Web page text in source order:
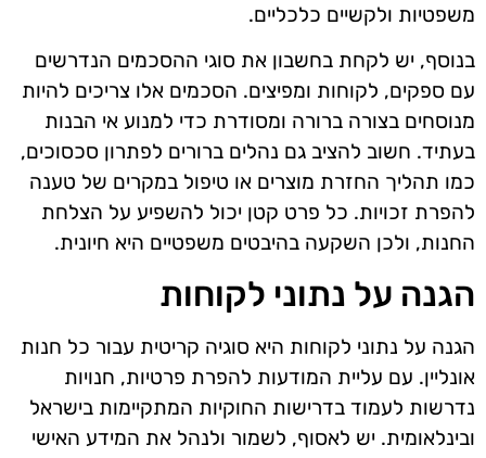
משפטיות ולקשיים כלכליים.
בנוסף, יש לקחת בחשבון את סוגי ההסכמים הנדרשים
עם ספקים, לקוחות ומפיצים. הסכמים אלו צריכים להיות
מנוסחים בצורה ברורה ומסודרת כדי למנוע אי הבנות
בעתיד. חשוב להציב גם נהלים ברורים לפתרון סכסוכים,
כמו תהליך החזרת מוצרים או טיפול במקרים של טענה
להפרת זכויות. כל פרט קטן יכול להשפיע על הצלחת
החנות, ולכן השקעה בהיבטים משפטיים היא חיונית.
הגנה על נתוני לקוחות
הגנה על נתוני לקוחות היא סוגיה קריטית עבור כל חנות
אונליין. עם עליית המודעות להפרת פרטיות, חנויות
נדרשות לעמוד בדרישות החוקיות המתקיימות בישראל
ובינלאומית. יש לאסוף, לשמור ולנהל את המידע האישי